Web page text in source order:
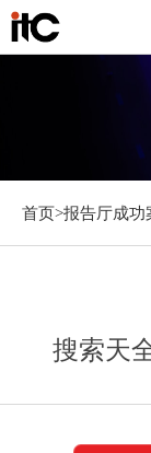
首页>报告厅成功
搜索天